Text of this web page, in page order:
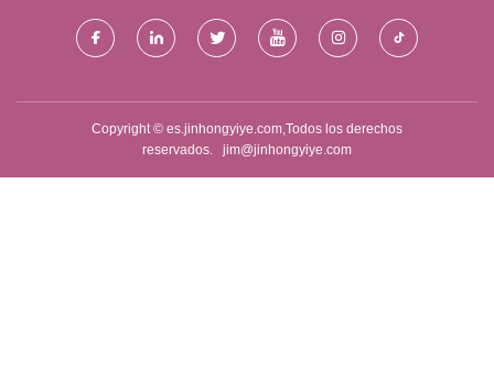
Copyright © es.jinhongyiye.com,Todos los derechos
reservados. jim@jinhongyiye.com